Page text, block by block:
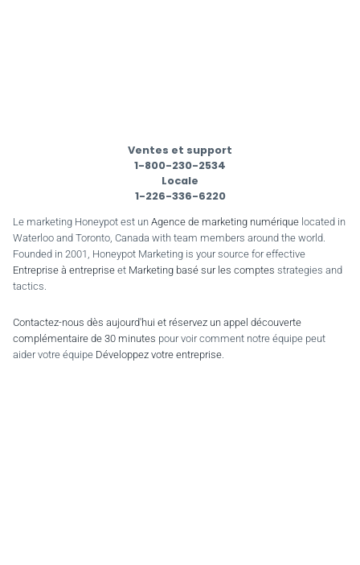
Ventes et support
1-800-230-2534
Locale
1-226-336-6220
Le marketing Honeypot est un Agence de marketing numérique located in
Waterloo and Toronto, Canada with team members around the world.
Founded in 2001, Honeypot Marketing is your source for effective
Entreprise à entreprise et Marketing basé sur les comptes strategies and
tactics.
Contactez-nous dès aujourd'hui et réservez un appel découverte
complémentaire de 30 minutes pour voir comment notre équipe peut
aider votre équipe Développez votre entreprise.